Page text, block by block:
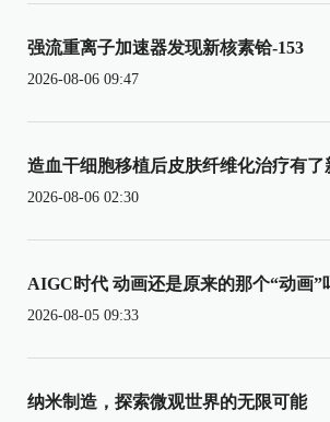
强流重离子加速器发现新核素铪-153
2026-08-06 09:47
造血干细胞移植后皮肤纤维化治疗有了
2026-08-06 02:30
AIGC时代 动画还是原来的那个“动画”
2026-08-05 09:33
纳米制造，探索微观世界的无限可能